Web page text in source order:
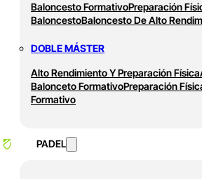
Baloncesto FormativoPreparación
BaloncestoBaloncesto De Alto
DOBLE MÁSTER
Alto Rendimiento Y Preparación Física
Balonceto FormativoPreparación
Formativo
PADEL